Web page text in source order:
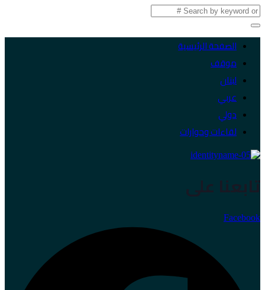
الصفحة الرئيسية
موقف
لبنان
عربي
دولي
لقاءات وحوارات
تابعنا على
Facebook